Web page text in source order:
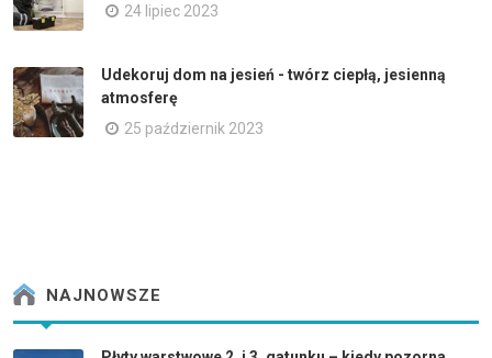
24 lipiec 2023
Udekoruj dom na jesień - twórz ciepłą, jesienną
atmosferę
25 październik 2023
NAJNOWSZE